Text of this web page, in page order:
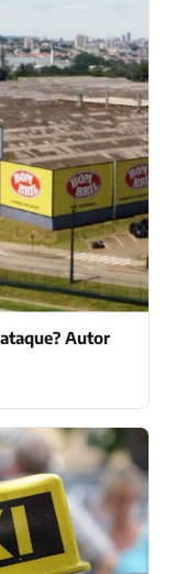
Autor